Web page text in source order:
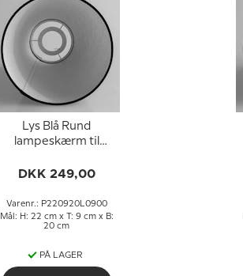
Lys Blå Rund
lampeskærm til
højden til E27 fatning
omløbsringe
DKK 249,00
Varenr.: P220920L0900
Mål: H: 22 cm x T: 9 cm x B:
20 cm
PÅ LAGER